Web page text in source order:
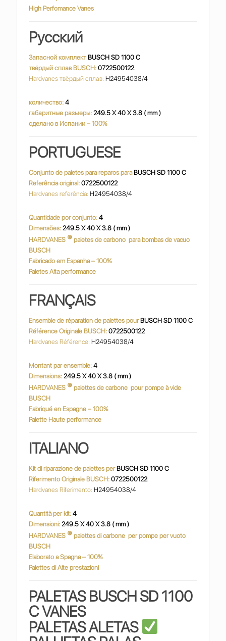
High Perfomance Vanes
Русский
Запасной комплектBUSCH SD 1100 C
твёрдый сплав BUSCH: 0722500122
Hardvanes твёрдый сплав: H24954038/4
количество: 4
габаритные размеры:249.5 X 40 X 3.8 ( mm )
сделано в Испании – 100%
PORTUGUESE
Conjunto de paletes para reparos paraBUSCH SD 1100 C
Referência original: 0722500122
Hardvanes referência: H24954038/4
Quantidade por conjunto: 4
Dimensões:249.5 X 40 X 3.8 ( mm )
HARDVANES ® paletes de carbono para bombas de vacuo
BUSCH
Fabricado em Espanha – 100%
Paletes Alta performance
FRANÇAIS
Ensemble de réparation de palettes pourBUSCH SD 1100 C
Référence Originale BUSCH: 0722500122
Hardvanes Référence: H24954038/4
Montant par ensemble: 4
Dimensions:249.5 X 40 X 3.8 ( mm )
HARDVANES ® palettes de carbone pour pompe à vide
BUSCH
Fabriqué en Espagne – 100%
Palette Haute performance
ITALIANO
Kit di riparazione de palettes perBUSCH SD 1100 C
Riferimento Originale BUSCH: 0722500122
Hardvanes Riferimento: H24954038/4
Quantità per kit: 4
Dimensioni:249.5 X 40 X 3.8 ( mm )
HARDVANES ® palettes di carbone per pompe per vuoto
BUSCH
Elaborato a Spagna – 100%
Palettes di Alte prestazioni
PALETAS BUSCH SD 1100
CVANES
PALETAS ALETAS